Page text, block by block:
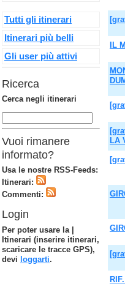
IL
LA
Tutti gli itinerari
Itinerari più belli
Gli user più attivi
Ricerca
Cerca negli itinerari
Vuoi rimanere
informato?
Usa le nostre RSS-Feeds:
Itinerari:
Commenti:
Login
Per poter usare la |
Itinerari (inserire itinerari,
scaricare le tracce GPS),
devi loggarti.